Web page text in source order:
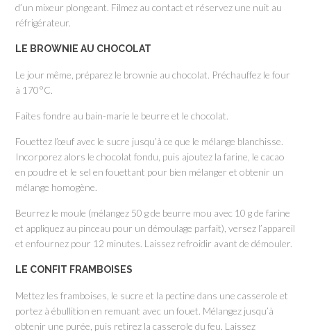
d’un mixeur plongeant. Filmez au contact et réservez une nuit au
réfrigérateur.
LE BROWNIE AU CHOCOLAT
Le jour même, préparez le brownie au chocolat. Préchauffez le four
à 170°C.
Faites fondre au bain-marie le beurre et le chocolat.
Fouettez l’œuf avec le sucre jusqu’à ce que le mélange blanchisse.
Incorporez alors le chocolat fondu, puis ajoutez la farine, le cacao
en poudre et le sel en fouettant pour bien mélanger et obtenir un
mélange homogène.
Beurrez le moule (mélangez 50 g de beurre mou avec 10 g de farine
et appliquez au pinceau pour un démoulage parfait), versez l’appareil
et enfournez pour 12 minutes. Laissez refroidir avant de démouler.
LE CONFIT FRAMBOISES
Mettez les framboises, le sucre et la pectine dans une casserole et
portez à ébullition en remuant avec un fouet. Mélangez jusqu’à
obtenir une purée, puis retirez la casserole du feu. Laissez